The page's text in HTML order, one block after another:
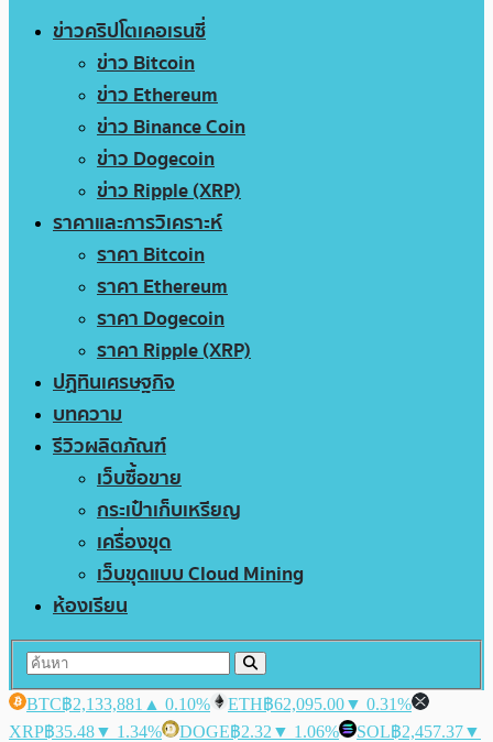
ข่าวคริปโตเคอเรนซี่
ข่าว Bitcoin
ข่าว Ethereum
ข่าว Binance Coin
ข่าว Dogecoin
ข่าว Ripple (XRP)
ราคาและการวิเคราะห์
ราคา Bitcoin
ราคา Ethereum
ราคา Dogecoin
ราคา Ripple (XRP)
ปฏิทินเศรษฐกิจ
บทความ
รีวิวผลิตภัณฑ์
เว็บซื้อขาย
กระเป๋าเก็บเหรียญ
เครื่องขุด
เว็บขุดแบบ Cloud Mining
ห้องเรียน
BTC฿2,133,881 ▲ 0.10% ETH฿62,095.00▼ 0.31%
XRP฿35.48▼ 1.34% DOGE฿2.32 ▼ 1.06% SOL฿2,457.37▼